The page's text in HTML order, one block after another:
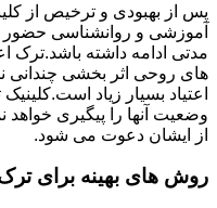
پس از بهبودی و ترخیص از
آموزشی و روانشناسی حضور
مدتی ادامه داشته باشد.ترک
های روحی اثر بخشی چندانی
اعتیاد بسیار زیاد
وضعیت آنها را پیگیری
از ایشان دعوت می شود.
روش های بهینه برای ترک